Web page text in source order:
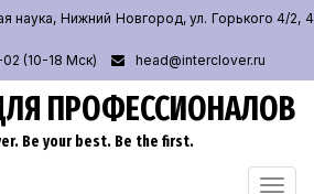
наука, Нижний Новгород, ул. Горького 4/2, 4
(10-18 Мск)
head@interclover.ru
ПРОФЕССИОНАЛОВ
Be your best. Be the first.